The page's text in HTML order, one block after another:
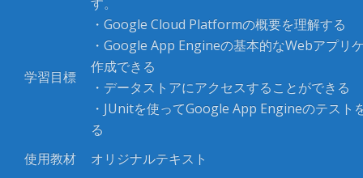
学習目標
・Google Cloud Platformの概要を理解する
・Google App Engineの基本的なWebアプリ
作成できる
・データストアにアクセスすることができる
・JUnitを使ってGoogle App Engineのテスト
る
使用教材
オリジナルテキスト